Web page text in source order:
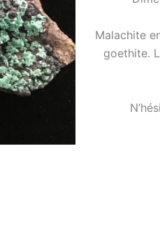
Malachite
goethite.